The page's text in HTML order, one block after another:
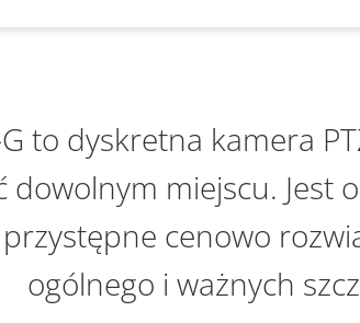
to dyskretna kamera
dowolnym miejscu. Jest
cenowo
ogólnego i ważnych